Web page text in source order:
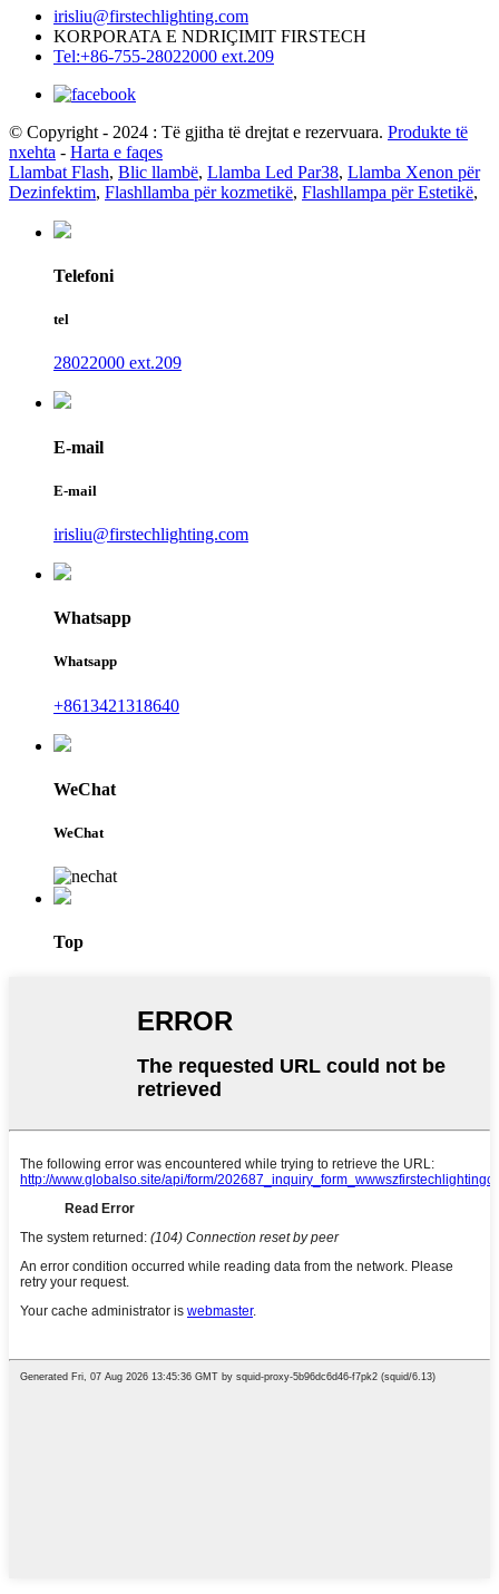
irisliu@firstechlighting.com
KORPORATA E NDRIÇIMIT FIRSTECH
Tel:+86-755-28022000 ext.209
© Copyright - 2024 : Të gjitha të drejtat e rezervuara. Produkte të
nxehta - Harta e faqes
Llambat Flash, Blic llambë, Llamba Led Par38, Llamba Xenon për
Dezinfektim, Flashllamba për kozmetikë, Flashllampa për Estetikë,
Telefoni
tel
28022000 ext.209
E-mail
E-mail
irisliu@firstechlighting.com
Whatsapp
Whatsapp
+8613421318640
WeChat
WeChat
Top